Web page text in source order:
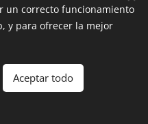
un correcto funcionamiento
y para ofrecer la mejor
Aceptar todo